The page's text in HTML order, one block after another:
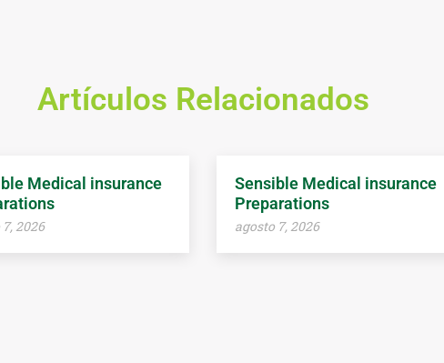
Artículos Relacionados
Medical insurance
2026
Sensible Medical insurance
Preparations
agosto 7, 2026